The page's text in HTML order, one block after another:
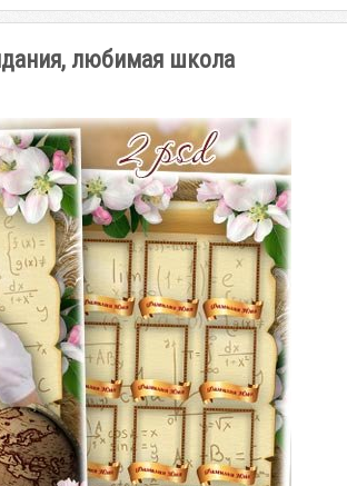
любимая школа